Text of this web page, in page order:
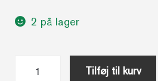
2 på lager
Tilføj til kurv